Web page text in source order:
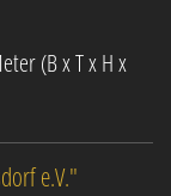
(B x T x H x
e.V."